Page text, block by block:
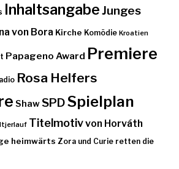
InhaltsangabeJunges
von Bora Kirche Komödie Kroatien
Papageno Award Premiere
Rosa Helfers
ShawSPDSpielplan
Titelmotivvon Horváth
heimwärts Zora und Curie retten die